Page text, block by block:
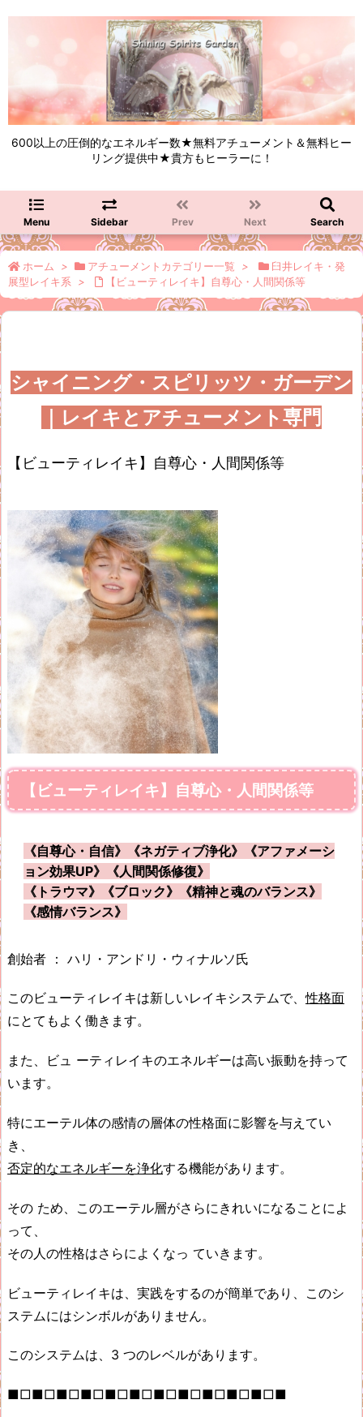
600以上の圧倒的なエネルギー数★無料アチューメント＆無料ヒー
リング提供中★貴方もヒーラーに！
Menu Sidebar Prev Next Search
ホーム > アチューメントカテゴリー一覧 >
臼井レイキ・発
展型レイキ系
> 【ビューティレイキ】自尊心・人間関係等
シャイニング・スピリッツ・ガーデン
｜レイキとアチューメント専門
【ビューティレイキ】自尊心・人間関係等
【ビューティレイキ】自尊心・人間関係等
《自尊心・自信》《ネガティブ浄化》《アファメーシ
ョン効果UP》《人間関係修復》
《トラウマ》《ブロック》《精神と魂のバランス》
《感情バランス》
創始者 ： ハリ・アンドリ・ウィナルソ氏
このビューティレイキは新しいレイキシステムで、性格面
にとてもよく働きます。
また、ビュ ーティレイキのエネルギーは高い振動を持って
います。
特にエーテル体の感情の層体の性格面に影響を与えてい
き、
否定的なエネルギーを浄化する機能があります。
その ため、このエーテル層がさらにきれいになることによ
って、
その人の性格はさらによくなっ ていきます。
ビューティレイキは、実践をするのが簡単であり、このシ
ステムにはシンボルがありません。
このシステムは、3 つのレベルがあります。
■□■□■□■□■□■□■□■□■□■□■□■